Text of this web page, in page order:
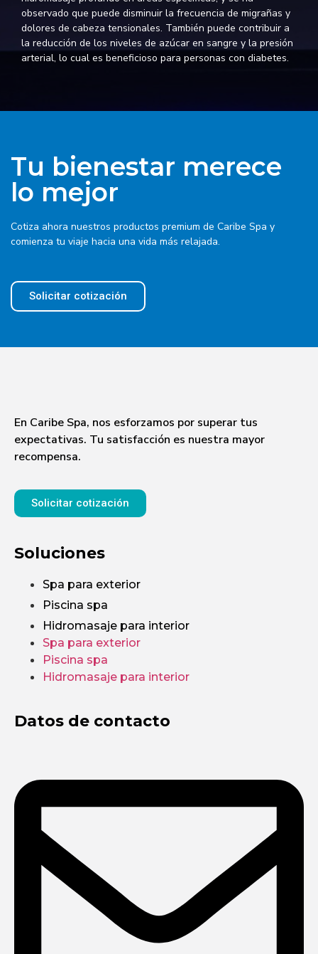
observado que puede disminuir la frecuencia de migrañas y
dolores de cabeza tensionales. También puede contribuir a
la reducción de los niveles de azúcar en sangre y la presión
arterial, lo cual es beneficioso para personas con diabetes.
Tu bienestar merece
lo mejor
Cotiza ahora nuestros productos premium de Caribe Spa y
comienza tu viaje hacia una vida más relajada.
Solicitar cotización
En Caribe Spa, nos esforzamos por superar tus
expectativas. Tu satisfacción es nuestra mayor
recompensa.
Solicitar cotización
Soluciones
Spa para exterior
Piscina spa
Hidromasaje para interior
Spa para exterior
Piscina spa
Hidromasaje para interior
Datos de contacto